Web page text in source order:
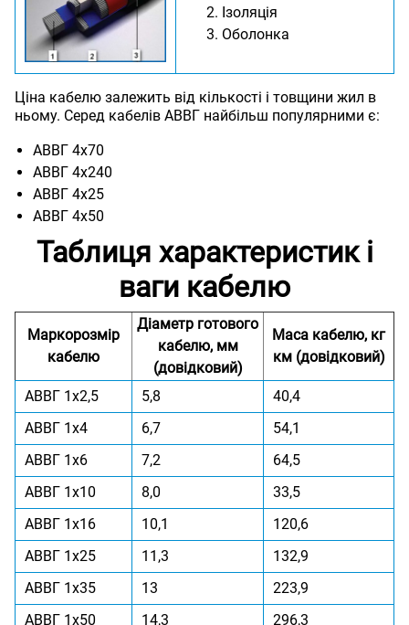
Ізоляція
Оболонка
Ціна кабелю залежить від кількості і товщини жил в
ньому. Серед кабелів АВВГ найбільш популярними є:
АВВГ 4х70
АВВГ 4х240
АВВГ 4х25
АВВГ 4х50
Таблиця характеристик і
ваги кабелю
Маркорозмір
кабелю
Діаметр готового
кабелю, мм
(довідковий)
Маса кабелю, кг
км (довідковий)
АВВГ 1x2,5 5,8
40,4
АВВГ 1x4
6,7
54,1
АВВГ 1x6
7,2
64,5
АВВГ 1x10
8,0
33,5
АВВГ 1x16
10,1
120,6
АВВГ 1x25
11,3
132,9
АВВГ 1x35
13
223,9
АВВГ 1x50
14,3 296,3